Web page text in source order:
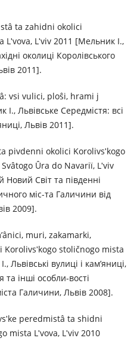
ta zahіdnі okolicі
Lʹvіv 2011 [Мельник І.,
околиці Королівського
2011].
vsі vulicі, ploŝі, hrami j
І., Львівське Середмістя: всі
Львів 2011].
pіvdennі okolicі Korolіvsʹkogo
Ûra do Navarії, Lʹvіv
Новий Світ та південні
міс-та Галичини від
2009].
muri, zakamarki,
stoličnogo mіsta
Львівські вулиці і кам’яниці,
інші особли-вості
Галичини, Львів 2008].
peredmіstâ ta shіdnі
mіsta Lʹvova, Lʹvіv 2010